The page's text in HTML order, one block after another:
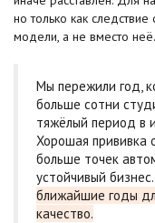
но только как следствие
модели, а не вместо неё.
Мы пережили год,
больше сотни
тяжёлый период в
Хорошая прививка
больше точек
устойчивый
ближайшие годы
качество.